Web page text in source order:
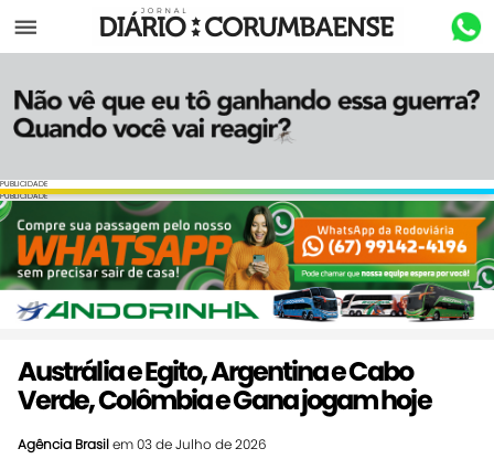
Menu
PUBLICIDADE
PUBLICIDADE
Austrália e Egito, Argentina e Cabo
Verde, Colômbia e Gana jogam hoje
Agência Brasilem 03 de Julho de 2026